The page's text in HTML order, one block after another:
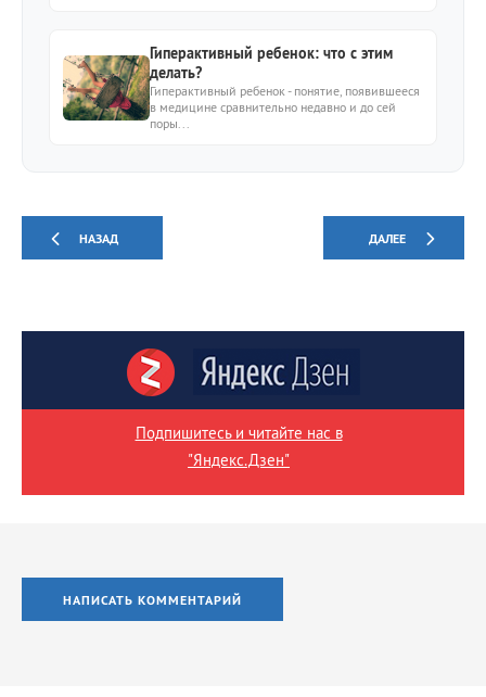
Гиперактивный ребенок: что с этим
делать?
Гиперактивный ребенок - понятие, появившееся
в медицине сравнительно недавно и до сей
поры...
НАЗАД ДАЛЕЕ
Подпишитесь и читайте нас в
"Яндекс.Дзен"
НАПИСАТЬ КОММЕНТАРИЙ